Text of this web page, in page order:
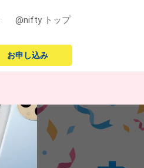
@nifty トップ
お申し込み